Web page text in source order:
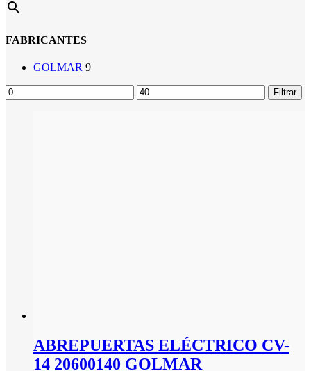
FABRICANTES
GOLMAR 9
Precio
mínimo
Precio
máximo
Filtrar
ABREPUERTAS ELÉCTRICO CV-
14 20600140 GOLMAR